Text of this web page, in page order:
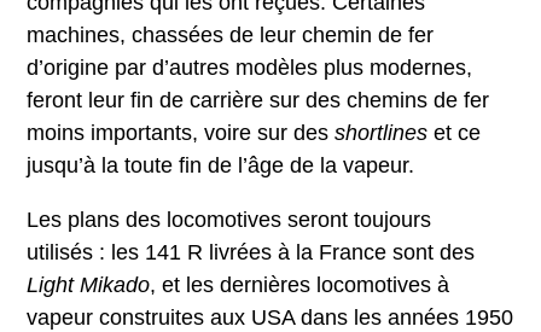
machines, chassées de leur chemin de fer
d’origine par d’autres modèles plus modernes,
feront leur fin de carrière sur des chemins de fer
moins importants, voire sur des shortlines et ce
jusqu’à la toute fin de l’âge de la vapeur.
Les plans des locomotives seront toujours
utilisés : les 141 R livrées à la France sont des
Light Mikado, et les dernières locomotives à
vapeur construites aux USA dans les années 1950